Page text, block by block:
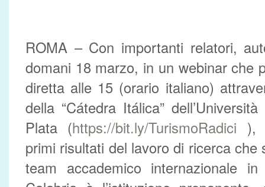
ROMA – Con importanti relatori,
domani 18 marzo, in un webinar che
diretta alle 15 (orario italiano)
della “Cátedra Itálica”
Plata (https://bit.ly/TurismoRadici ),
primi risultati del lavoro di ricerca
team accademico internazionale